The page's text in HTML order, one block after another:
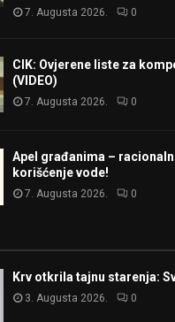
7. Augusta 2026. 0
CIK: Ovjerene liste za
(VIDEO)
7. Augusta 2026. 0
Apel građanima –
korišćenje vode!
7. Augusta 2026. 0
Krv otkrila tajnu starenja:
3. Augusta 2026. 0